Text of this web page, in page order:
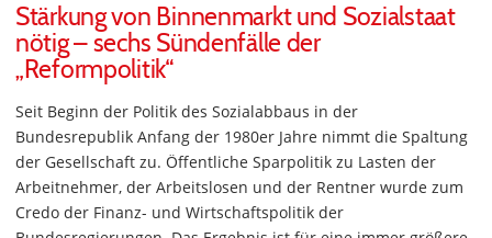
Stärkung von Binnenmarkt und Sozialstaat
nötig – sechs Sündenfälle der
„Reformpolitik“
Seit Beginn der Politik des Sozialabbaus in der
Bundesrepublik Anfang der 1980er Jahre nimmt die Spaltung
der Gesellschaft zu. Öffentliche Sparpolitik zu Lasten der
Arbeitnehmer, der Arbeitslosen und der Rentner wurde zum
Credo der Finanz- und Wirtschaftspolitik der